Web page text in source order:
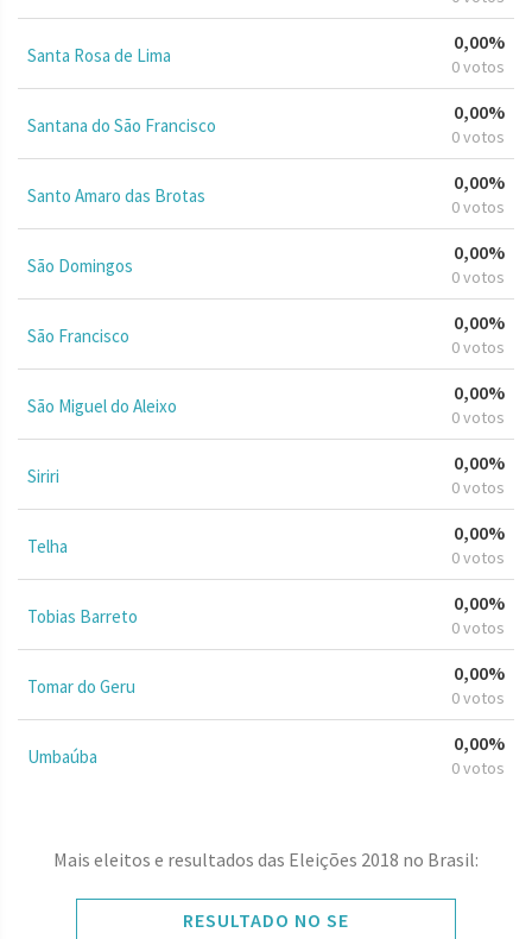
Santa Rosa de Lima
0,00%
0 votos
Santana do São Francisco
0,00%
0 votos
Santo Amaro das Brotas
0,00%
0 votos
São Domingos
0,00%
0 votos
São Francisco
0,00%
0 votos
São Miguel do Aleixo
0,00%
0 votos
Siriri
0,00%
0 votos
Telha
0,00%
0 votos
Tobias Barreto
0,00%
0 votos
Tomar do Geru
0,00%
0 votos
Umbaúba
0,00%
0 votos
Mais eleitos e resultados das Eleições 2018 no Brasil:
RESULTADO NO SE